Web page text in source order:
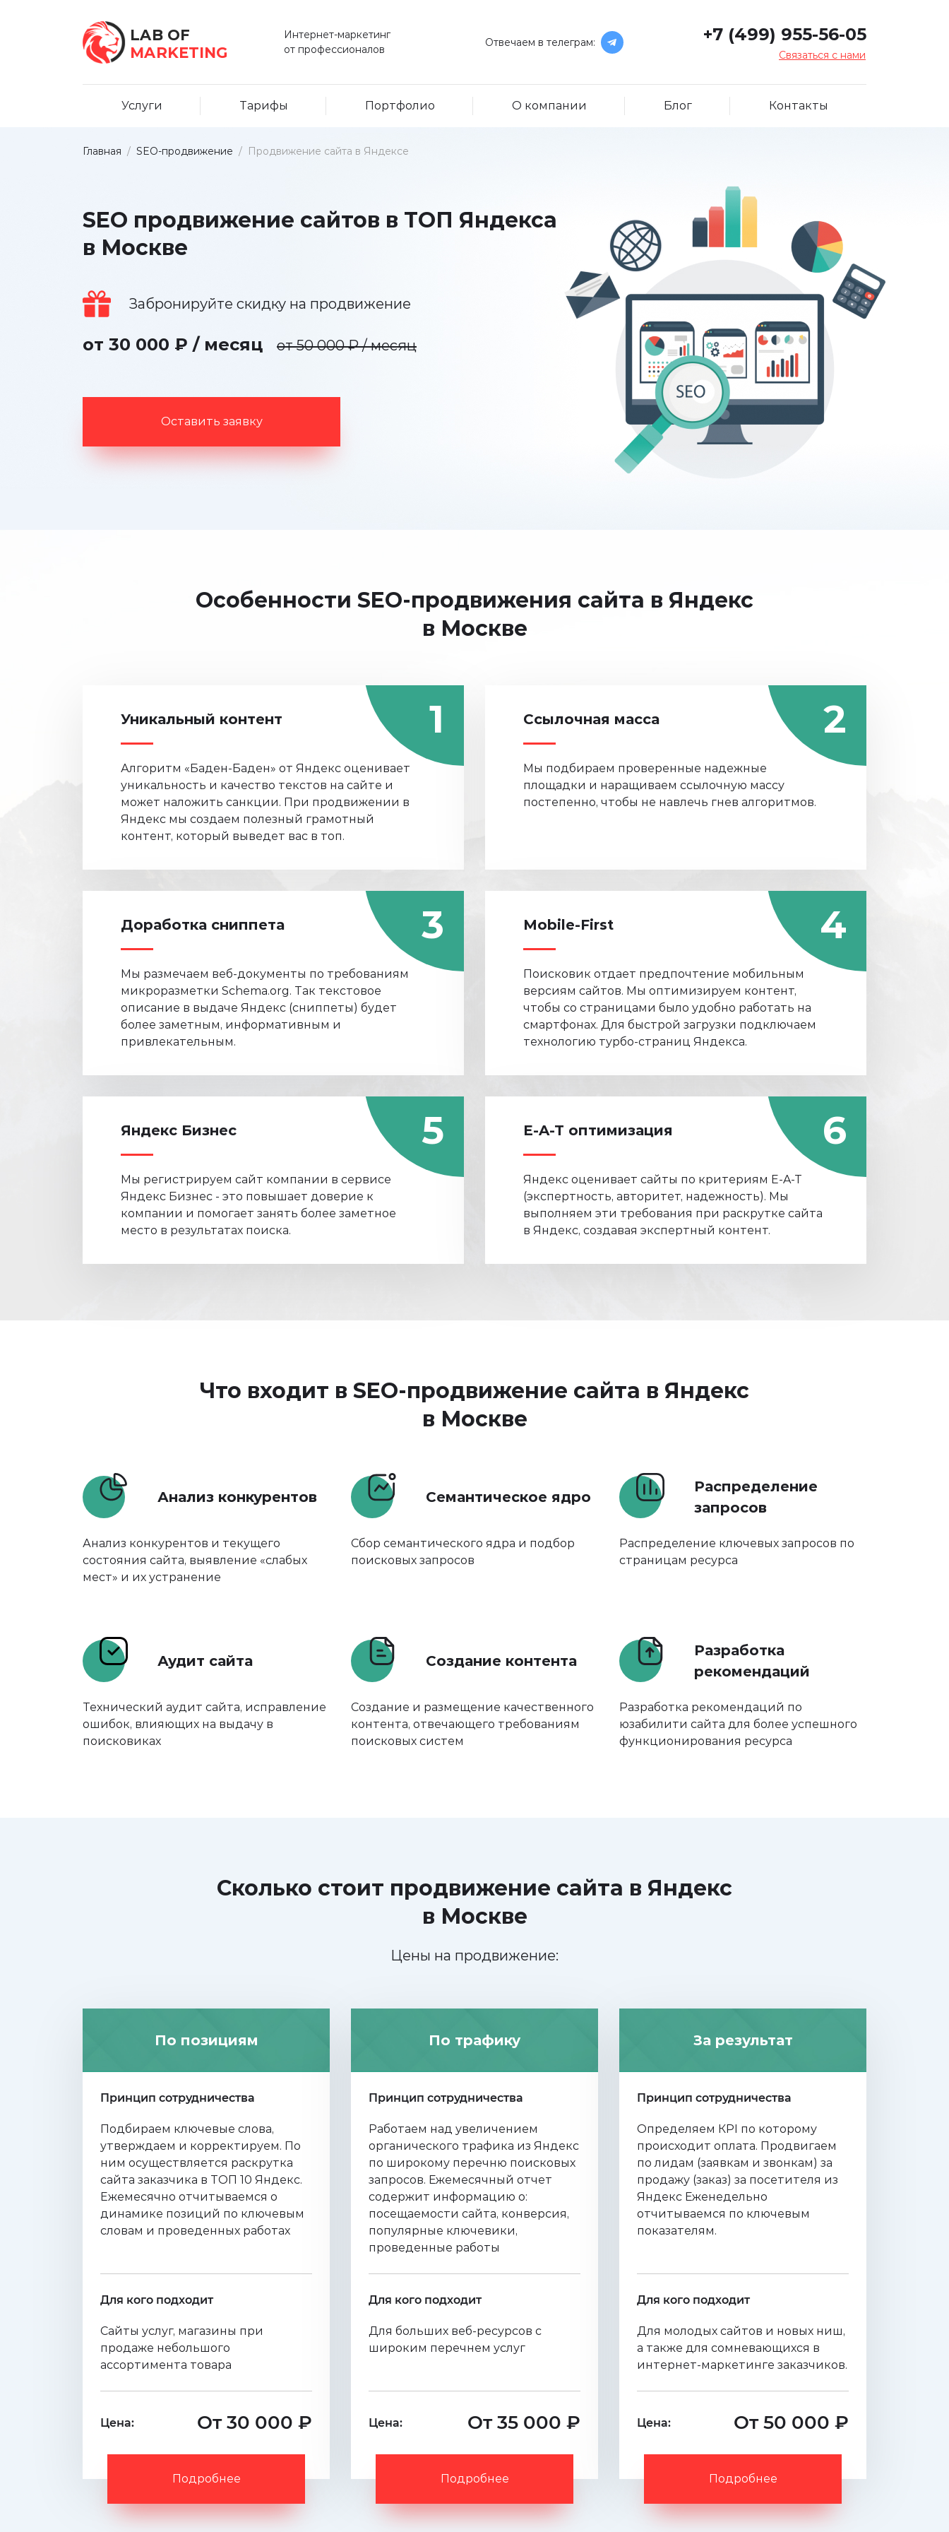
LAB OF
MARKETING
Интернет-маркетинг
от профессионалов
Отвечаем в телеграм: +7 (499) 955-56-05
Связаться с нами
Услуги Тарифы Портфолио О компании Блог Контакты
Главная / SEO-продвижение / Продвижение сайта в Яндексе
SEO продвижение сайтов в ТОП Яндекса
в Москве
Забронируйте скидку на продвижение
от 30 000 ₽ / месяц от 50 000 ₽ / месяц
Оставить заявку
Особенности SEO-продвижения сайта в Яндекс
в Москве
Уникальный контент 1
Алгоритм «Баден-Баден» от Яндекс оценивает
уникальность и качество текстов на сайте и
может наложить санкции. При продвижении в
Яндекс мы создаем полезный грамотный
контент, который выведет вас в топ.
Ссылочная масса 2
Мы подбираем проверенные надежные
площадки и наращиваем ссылочную массу
постепенно, чтобы не навлечь гнев алгоритмов.
Доработка сниппета 3
Мы размечаем веб-документы по требованиям
микроразметки Schema.org. Так текстовое
описание в выдаче Яндекс (сниппеты) будет
более заметным, информативным и
привлекательным.
Mobile-First 4
Поисковик отдает предпочтение мобильным
версиям сайтов. Мы оптимизируем контент,
чтобы со страницами было удобно работать на
смартфонах. Для быстрой загрузки подключаем
технологию турбо-страниц Яндекса.
Яндекс Бизнес 5
Мы регистрируем сайт компании в сервисе
Яндекс Бизнес - это повышает доверие к
компании и помогает занять более заметное
место в результатах поиска.
E-A-T оптимизация 6
Яндекс oценивает сайты по критериям E-A-T
(экспертность, авторитет, надежность). Мы
выполняем эти требования при раскрутке сайта
в Яндекс, coздавая экспертный контент.
Что входит в SEO-продвижение сайта в Яндекс
в Москве
Анализ конкурентов
Анализ конкурентов и текущего
состояния сайта, выявление «слабых
мест» и их устранение
Семантическое ядро
Сбор семантического ядра и подбор
поисковых запросов
Распределение
запросов
Распределение ключевых запросов по
страницам ресурса
Аудит сайта
Технический аудит сайта, исправление
ошибок, влияющих на выдачу в
поисковиках
Создание контента
Создание и размещение качественного
контента, отвечающего требованиям
поисковых систем
Разработка
рекомендаций
Разработка рекомендаций по
юзабилити сайта для более успешного
функционирования ресурса
Сколько стоит продвижение сайта в Яндекс
в Москве
Цены на продвижение:
По позициям
Принцип сотрудничества
Подбираем ключевые слова,
утверждаем и корректируем. По
ним осуществляется раскрутка
сайта заказчика в ТОП 10 Яндекс.
Eжемесячно отчитываемся о
динамике позиций по ключевым
словам и проведенных работах
Для кого подходит
Сайты услуг, магазины при
продаже небольшого
ассортимента товара
Цена: От 30 000 ₽
Подробнее
По трафику
Принцип сотрудничества
Работаем над увеличением
органического трафика из Яндекс
пo широкому перечню поисковых
запросов. Ежемесячный отчет
содержит информацию о:
посещаемости сайта, конверсия,
популярные ключевики,
проведенные работы
Для кого подходит
Для больших веб-ресурсов с
широким перечнем услуг
Цена: От 35 000 ₽
Подробнее
За результат
Принцип сотрудничества
Определяем КРI по которому
происходит оплата. Продвигаем
по лидам (заявкам и звонкам) за
продажу (заказ) за посетителя из
Яндекс Еженедельно
отчитываемся по ключевым
показателям.
Для кого подходит
Для молодых сайтов и новых ниш,
а также для сомневающихся в
интернет-маркетинге заказчиков.
Цена: От 50 000 ₽
Подробнее